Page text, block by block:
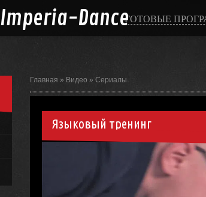
Imperia-DanceГОТОВЫЕ
Главная » Видео » Сериалы
Языковый тренинг